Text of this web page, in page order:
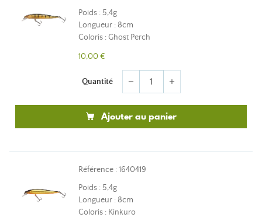
Poids : 5,4g
Longueur : 8cm
Coloris : Ghost Perch
10,00 €
Quantité remove add
Ajouter au panier
Référence : 1640419
Poids : 5,4g
Longueur : 8cm
Coloris : Kinkuro